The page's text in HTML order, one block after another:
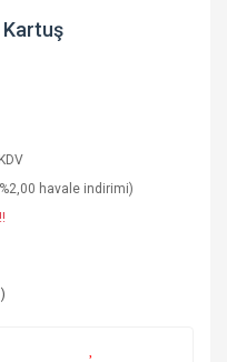
Kartuş
havale indirimi)